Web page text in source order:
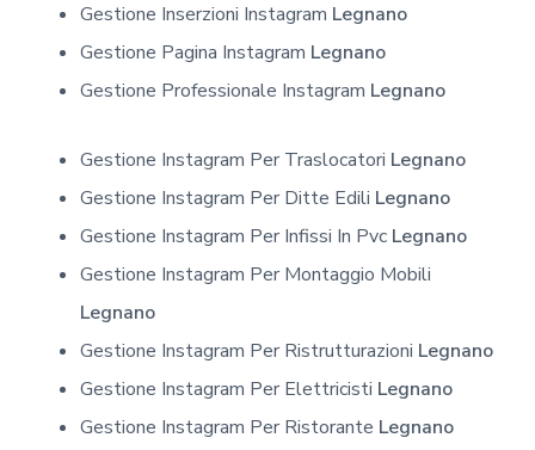
Gestione Inserzioni Instagram Legnano
Gestione Pagina Instagram Legnano
Gestione Professionale Instagram Legnano
Gestione Instagram Per Traslocatori Legnano
Gestione Instagram Per Ditte Edili Legnano
Gestione Instagram Per Infissi In Pvc Legnano
Gestione Instagram Per Montaggio Mobili
Legnano
Gestione Instagram Per Ristrutturazioni Legnano
Gestione Instagram Per Elettricisti Legnano
Gestione Instagram Per Ristorante Legnano